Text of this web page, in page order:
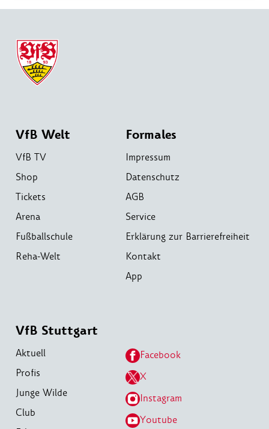
VfB Welt
VfB TV
Shop
Tickets
Arena
Fußballschule
Reha-Welt
Formales
Impressum
Datenschutz
AGB
Service
Erklärung zur Barrierefreiheit
Kontakt
App
VfB Stuttgart
Aktuell
Profis
Junge Wilde
Club
Facebook
X
Instagram
Youtube